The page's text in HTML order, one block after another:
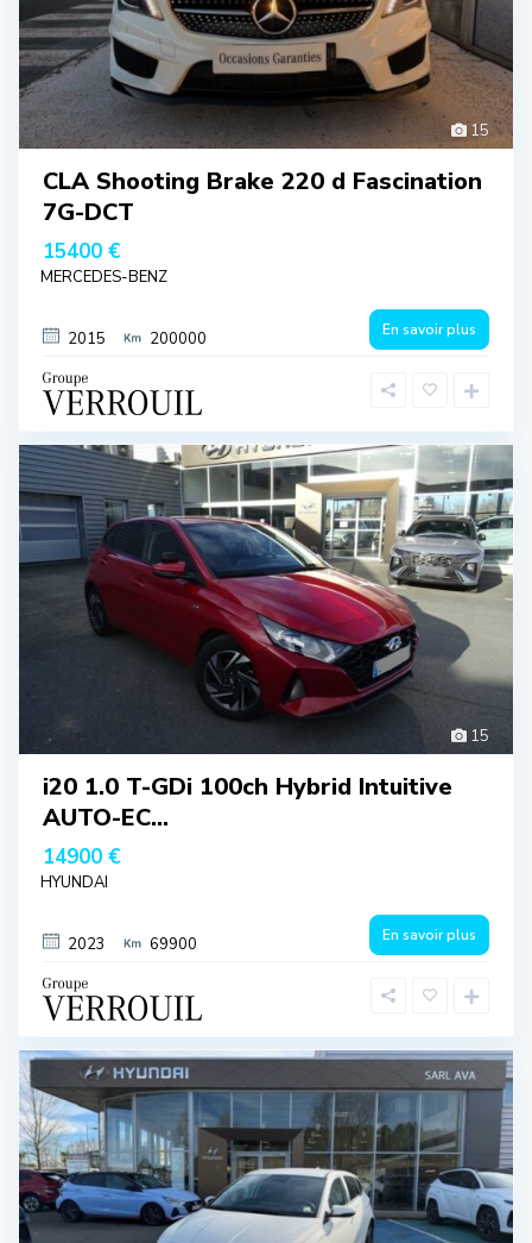
15
CLA Shooting Brake 220 d Fascination
7G-DCT
15400 €
MERCEDES-BENZ
2015 200000 En savoir plus
15
i20 1.0 T-GDi 100ch Hybrid Intuitive
AUTO-EC...
14900 €
HYUNDAI
2023 69900 En savoir plus